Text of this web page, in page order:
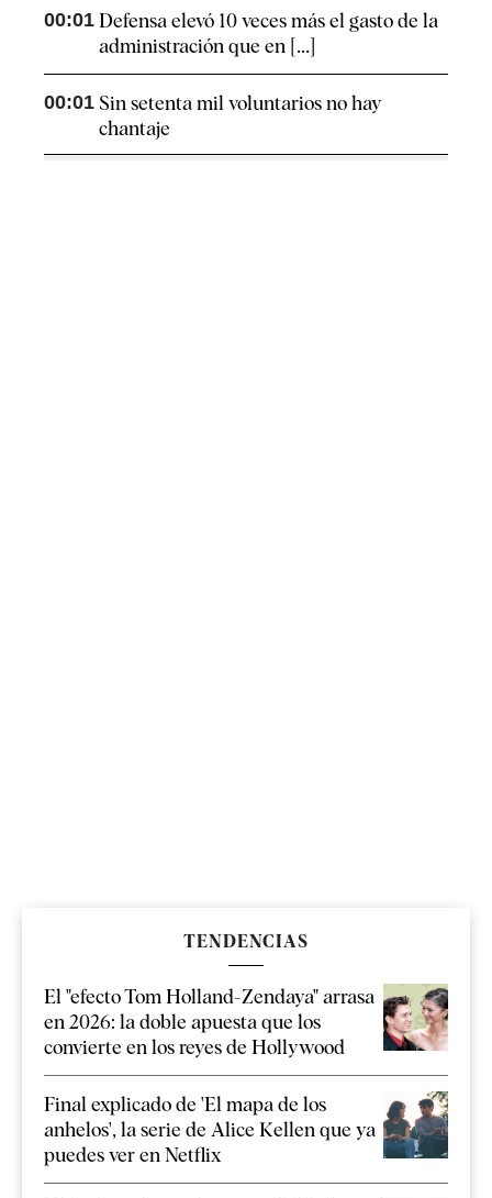
00:01 Defensa elevó 10 veces más el gasto de la
administración que en [...]
00:01 Sin setenta mil voluntarios no hay
chantaje
TENDENCIAS
El "efecto Tom Holland-Zendaya" arrasa
en 2026: la doble apuesta que los
convierte en los reyes de Hollywood
Final explicado de 'El mapa de los
anhelos', la serie de Alice Kellen que ya
puedes ver en Netflix